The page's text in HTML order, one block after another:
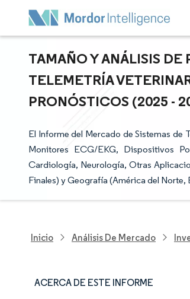
TAMAÑO Y ANÁLISIS
TELEMETRÍA
PRONÓSTICOS (2025 -
El Informe del Mercado de Sistemas de
Monitores ECG/EKG, Dispositivos
Cardiología, Neurología, Otras
Finales) y Geografía (América del
Inicio Análisis De Mercado
ACERCA DE ESTE INFORME